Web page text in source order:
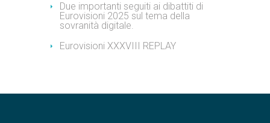
Due importanti seguiti ai dibattiti di
Eurovisioni 2025 sul tema della
sovranità digitale.
Eurovisioni XXXVIII REPLAY